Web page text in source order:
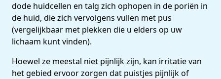
dode huidcellen en talg zich ophopen in de poriën in
de huid, die zich vervolgens vullen met pus
(vergelijkbaar met plekken die u elders op uw
lichaam kunt vinden).
Hoewel ze meestal niet pijnlijk zijn, kan irritatie van
het gebied ervoor zorgen dat puistjes pijnlijk of